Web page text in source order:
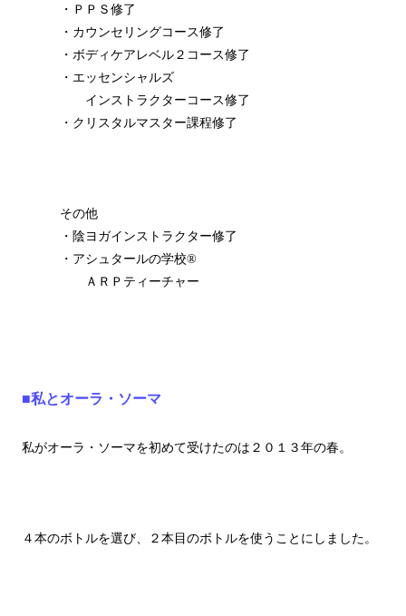
・ＰＰＳ修了
・カウンセリングコース修了
・ボディケアレベル２コース修了
・エッセンシャルズ
インストラクターコース修了
・クリスタルマスター課程修了
その他
・陰ヨガインストラクター修了
・アシュタールの学校®
ＡＲＰティーチャー
■私とオーラ・ソーマ
私がオーラ・ソーマを初めて受けたのは２０１３年の春。
４本のボトルを選び、２本目のボトルを使うことにしました。